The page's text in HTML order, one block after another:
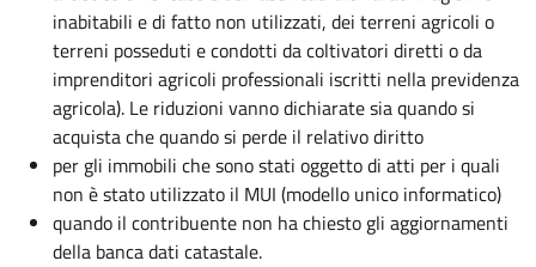
inabitabili e di fatto non utilizzati, dei terreni agricoli o
terreni posseduti e condotti da coltivatori diretti o da
imprenditori agricoli professionali iscritti nella previdenza
agricola). Le riduzioni vanno dichiarate sia quando si
acquista che quando si perde il relativo diritto
per gli immobili che sono stati oggetto di atti per i quali
non è stato utilizzato il MUI (modello unico informatico)
quando il contribuente non ha chiesto gli aggiornamenti
della banca dati catastale.